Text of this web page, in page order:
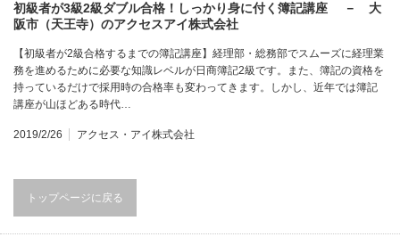
初級者が3級2級ダブル合格！しっかり身に付く簿記講座 － 大
阪市（天王寺）のアクセスアイ株式会社
【初級者が2級合格するまでの簿記講座】経理部・総務部でスムーズに経理業
務を進めるために必要な知識レベルが日商簿記2級です。また、簿記の資格を
持っているだけで採用時の合格率も変わってきます。しかし、近年では簿記
講座が山ほどある時代…
2019/2/26 アクセス・アイ株式会社
トップページに戻る